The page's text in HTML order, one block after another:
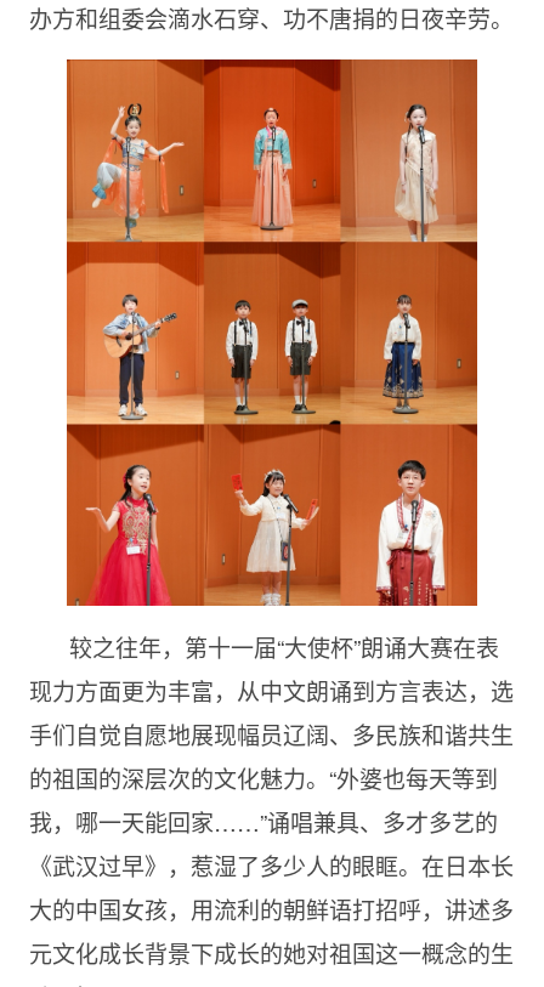
办方和组委会滴水石穿、功不唐捐的日夜辛劳。
较之往年，第十一届“大使杯”朗诵大赛在表
现力方面更为丰富，从中文朗诵到方言表达，选
手们自觉自愿地展现幅员辽阔、多民族和谐共生
的祖国的深层次的文化魅力。“外婆也每天等到
我，哪一天能回家……”诵唱兼具、多才多艺的
《武汉过早》，惹湿了多少人的眼眶。在日本长
大的中国女孩，用流利的朝鲜语打招呼，讲述多
元文化成长背景下成长的她对祖国这一概念的生